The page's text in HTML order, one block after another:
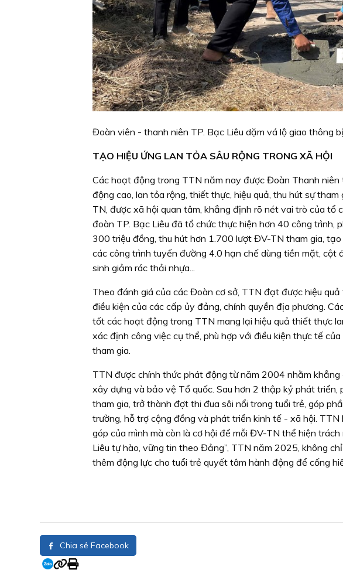
Đoàn viên - thanh niên TP. Bạc Liêu dặm vá lộ giao thông
TẠO HIỆU ỨNG LAN TỎA SÂU RỘNG TRONG XÃ HỘI
Các hoạt động trong TTN năm nay được Đoàn Thanh
động cao, lan tỏa rộng, thiết thực, hiệu quả, thu hút sự
TN, được xã hội quan tâm, khẳng định rõ nét vai trò của tổ
đoàn TP. Bạc Liêu đã tổ chức thực hiện hơn 40 công
300 triệu đồng, thu hút hơn 1.700 lượt ĐV-TN tham gia,
các công trình tuyến đường 4.0 hạn chế dùng tiền mặt, cột
sinh giảm rác thải nhựa...
Theo đánh giá của các Đoàn cơ sở, TTN đạt được hiệu
điều kiện của các cấp ủy đảng, chính quyền địa phương.
tốt các hoạt động trong TTN mang lại hiệu quả thiết thực
xác định công việc cụ thể, phù hợp với điều kiện thực tế
tham gia.
TTN được chính thức phát động từ năm 2004 nhằm
xây dựng và bảo vệ Tổ quốc. Sau hơn 2 thập kỷ phát
tham gia, trở thành đợt thi đua sôi nổi trong tuổi trẻ, góp
trường, hỗ trợ cộng đồng và phát triển kinh tế - xã hội.
góp của mình mà còn là cơ hội để mỗi ĐV-TN thể hiện
Liêu tự hào, vững tin theo Đảng”, TTN năm 2025, không
thêm động lực cho tuổi trẻ quyết tâm hành động để cống
Chia sẻ Facebook